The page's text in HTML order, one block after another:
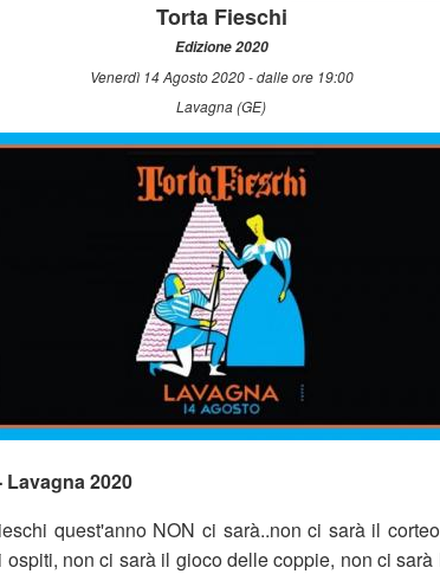
Torta Fieschi
Edizione 2020
Venerdì 14 Agosto 2020 - dalle ore 19:00
Lavagna (GE)
Lavagna 2020
quest'anno NON ci sarà..non ci sarà il
ospiti, non ci sarà il gioco delle coppie, non ci